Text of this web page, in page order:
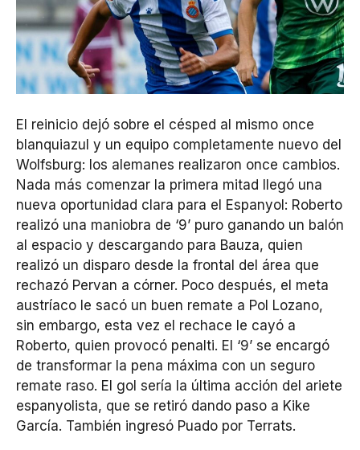
El reinicio dejó sobre el césped al mismo once
blanquiazul y un equipo completamente nuevo del
Wolfsburg: los alemanes realizaron once cambios.
Nada más comenzar la primera mitad llegó una
nueva oportunidad clara para el Espanyol: Roberto
realizó una maniobra de ‘9’ puro ganando un balón
al espacio y descargando para Bauza, quien
realizó un disparo desde la frontal del área que
rechazó Pervan a córner. Poco después, el meta
austríaco le sacó un buen remate a Pol Lozano,
sin embargo, esta vez el rechace le cayó a
Roberto, quien provocó penalti. El ‘9’ se encargó
de transformar la pena máxima con un seguro
remate raso. El gol sería la última acción del ariete
espanyolista, que se retiró dando paso a Kike
García. También ingresó Puado por Terrats.